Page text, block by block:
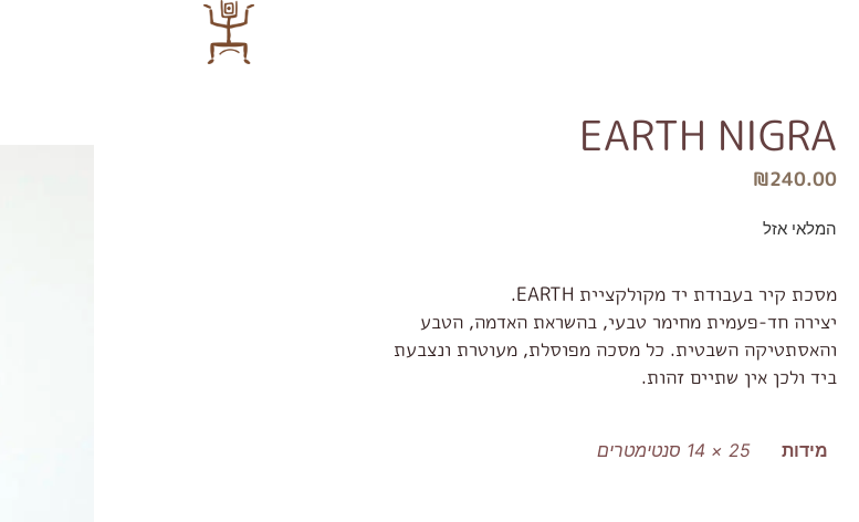
EARTH NIGRA
₪240.00
המלאי אזל
מסכת קיר בעבודת יד מקולקציית EARTH.
יצירה חד-פעמית מחימר טבעי, בהשראת האדמה, הטבע
והאסתטיקה השבטית. כל מסכה מפוסלת, מעוטרת ונצבעת
ביד ולכן אין שתיים זהות.
מידות 25 × 14 סנטימטרים